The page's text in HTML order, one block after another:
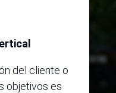
del cliente o
objetivos es